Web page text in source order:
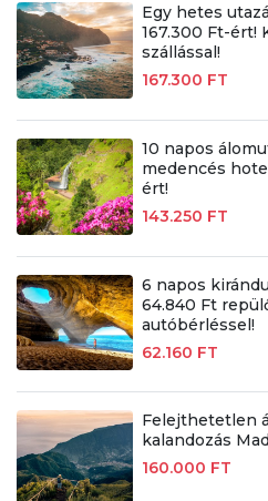
Egy hetes
167.300 Ft-ért!
szállással!
167.300 FT
10 napos
medencés
ért!
143.250 FT
6 napos
64.840 Ft
autóbérléssel!
62.160 FT
Felejthetetlen
kalandozás
160.000 FT